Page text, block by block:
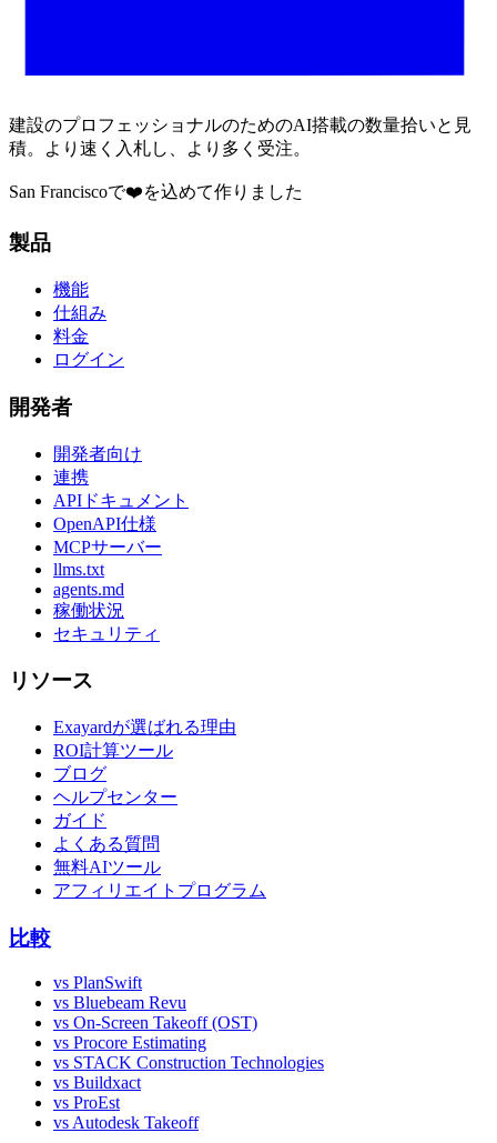
建設のプロフェッショナルのためのAI搭載の数量拾いと見
積。より速く入札し、より多く受注。
San Franciscoで❤️を込めて作りました
製品
機能
仕組み
料金
ログイン
開発者
開発者向け
連携
APIドキュメント
OpenAPI仕様
MCPサーバー
llms.txt
agents.md
稼働状況
セキュリティ
リソース
Exayardが選ばれる理由
ROI計算ツール
ブログ
ヘルプセンター
ガイド
よくある質問
無料AIツール
アフィリエイトプログラム
比較
vs PlanSwift
vs Bluebeam Revu
vs On-Screen Takeoff (OST)
vs Procore Estimating
vs STACK Construction Technologies
vs Buildxact
vs ProEst
vs Autodesk Takeoff